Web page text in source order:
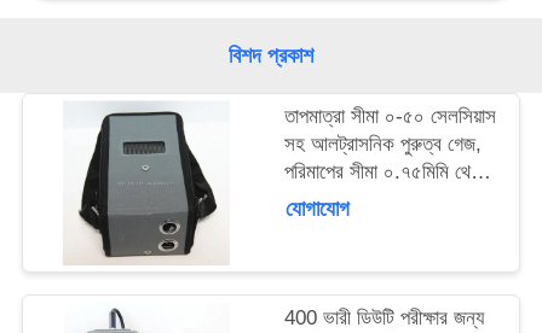
ম্যাপ
PRIVACY
POLICY
বিশদ প্রকাশ
তাপমাত্রা সীমা ০-৫০ সেলসিয়াস
সহ আলট্রাসনিক পুরুত্ব গেজ,
পরিমাপের সীমা ০.৭৫মিমি থেকে
৩০০মিমি এবং পরীক্ষার গভীরতা
যোগাযোগ
400 ভারী ডিউটি পরীক্ষার জন্য